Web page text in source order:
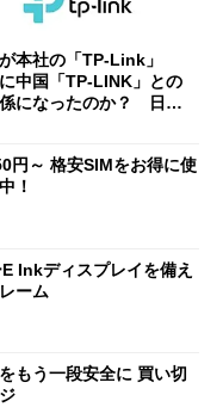
本社の「TP-Link」
中国「TP-LINK」との
になったのか？ 日本
円～ 格安SIMをお得に使
！
Inkディスプレイを備え
ーム
もう一段安全に 買い切